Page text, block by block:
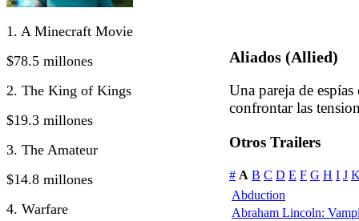
1. A Minecraft Movie
$78.5 millones
2. The King of Kings
$19.3 millones
3. The Amateur
$14.8 millones
4. Warfare
Aliados (Allied)
Una pareja de
confrontar las
Otros Trailers
# A B C D E F G H I J
Abduction
Abraham Lincoln: